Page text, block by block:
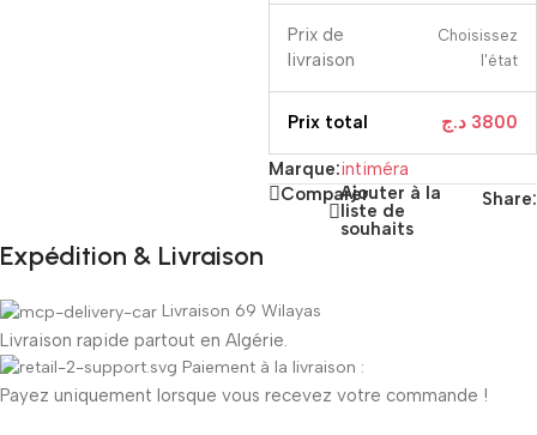
Prix ​​de
livraison
Choisissez
l'état
Prix ​​total 3800 د.ج
Marque:intiméra
ComparerAjouter à la
liste de
souhaits
Share:
Expédition & Livraison
Livraison 69 Wilayas
Livraison rapide partout en Algérie.
Paiement à la livraison :
Payez uniquement lorsque vous recevez votre commande !